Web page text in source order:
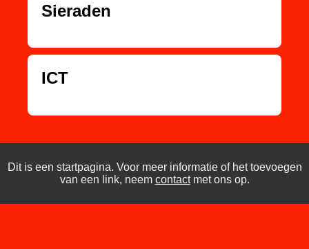
Sieraden
ICT
Dit is een startpagina. Voor meer informatie of het toevoegen
van een link, neem contactmet ons op.